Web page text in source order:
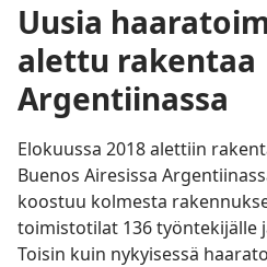
Uusia
alettu rakentaa
Argentiinassa
Elokuussa 2018 alettiin
Buenos Airesissa
koostuu kolmesta
toimistotilat 136 työntekijälle
Toisin kuin nykyisessä